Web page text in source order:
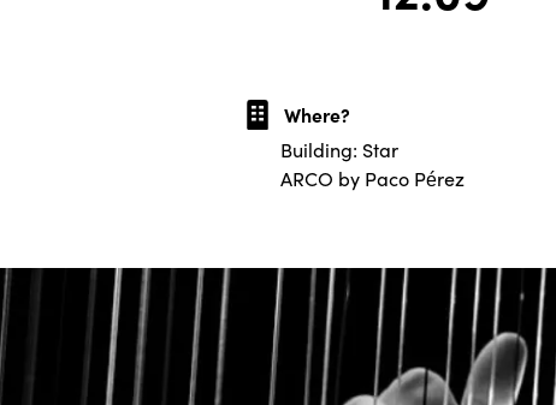
Where?
Building: Star
ARCO by Paco Pérez